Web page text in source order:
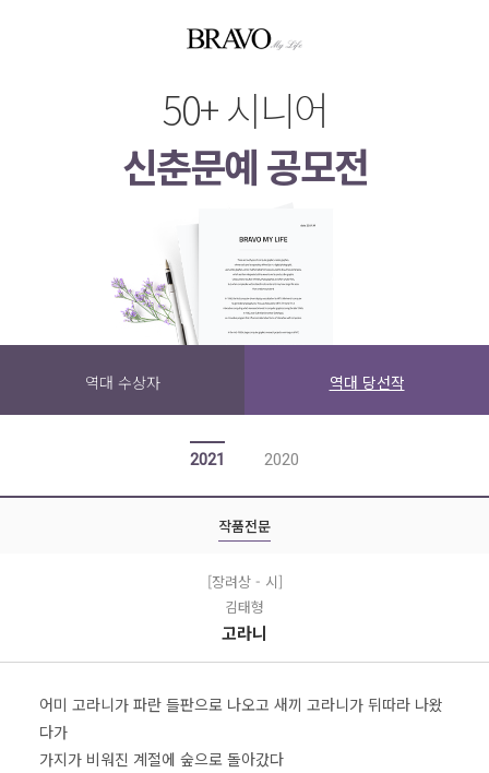
50+ 시니어
신춘문예 공모전
역대 수상자 역대 당선작
2021 2020
작품전문
[장려상 - 시]
김태형
고라니
어미 고라니가 파란 들판으로 나오고 새끼 고라니가 뒤따라 나왔
다가
가지가 비워진 계절에 숲으로 돌아갔다